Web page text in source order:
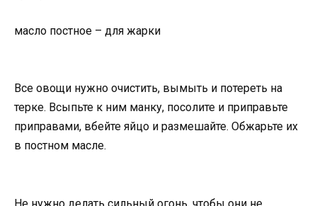
масло постное – для жарки
Все овощи нужно очистить, вымыть и потереть на
терке. Всыпьте к ним манку, посолите и приправьте
приправами, вбейте яйцо и размешайте. Обжарьте их
в постном масле.
Не нужно делать сильный огонь, чтобы они не